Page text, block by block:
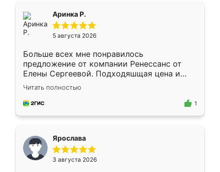
Аринка Р.
5 августа 2026
Больше всех мне понравилось
предложение от компании Ренессанс от
Елены Сергеевой. Подходяшщая цена и
короткие сроки изготовления. Приехавший
для замера сотрудник Владислав
предложил по моему эскизу самый
Читать полностью
1
Ярослава
3 августа 2026